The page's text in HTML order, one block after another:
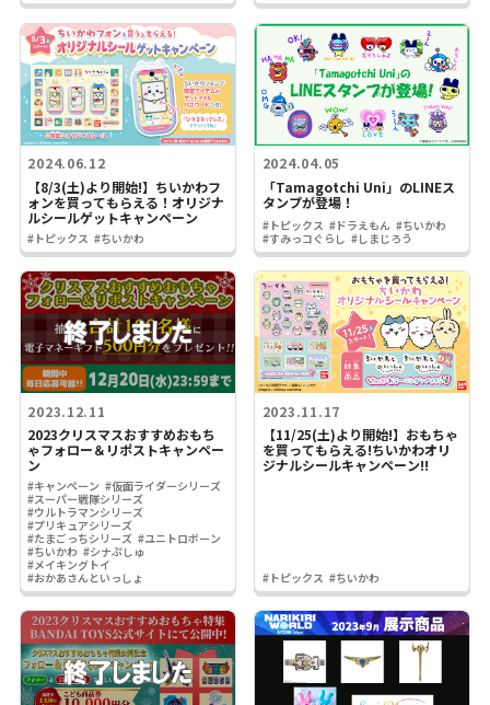
2024.06.12
【8/3(土)より開始!】ちいかわフ
ォンを買ってもらえる！オリジナ
ルシールゲットキャンペーン
#トピックス #ちいかわ
2024.04.05
「Tamagotchi Uni」のLINEス
タンプが登場！
#トピックス #ドラえもん #ちいかわ
#すみっコぐらし #しまじろう
2023.12.11
2023クリスマスおすすめおもち
ゃフォロー＆リポストキャンペー
ン
#キャンペーン #仮面ライダーシリーズ
#スーパー戦隊シリーズ
#ウルトラマンシリーズ
#プリキュアシリーズ
#たまごっちシリーズ #ユニトロボーン
#ちいかわ #シナぷしゅ
#メイキングトイ
#おかあさんといっしょ
2023.11.17
【11/25(土)より開始!】おもちゃ
を買ってもらえる!ちいかわオリ
ジナルシールキャンペーン!!
#トピックス #ちいかわ